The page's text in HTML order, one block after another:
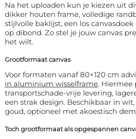
Na het uploaden kun je kiezen uit
dikker houten frame, volledige
stijlvolle baklijst, een los
op dibond. Zo stel je jouw canvas
het wilt.
Grootformaat canvas
Voor formaten vanaf 80×120 cm
in aluminium wisselframe. Hiermee
transportschade-vrije levering,
een strak design. Beschikbaar in
goud, optioneel met akoestisch
Toch grootformaat als opgespannen